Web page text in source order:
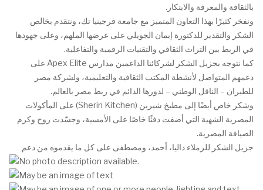
بالثقافة والمعرفة والابتكار.
ونفخر كثيرًا بهذا التعاون المتميز مع جامعة فرجينيا تك، ونتقدم بخالص
الشكر والتقدير للدكتورة إيمان الجويلي على عرضها الملهم، وعلى جهودها
في الربط بين التراث الثقافي والتقنيات الرقمية والتفاعلية.
كما نتوجه بجزيل الشكر لشركائنا الداعمين مدارس Apex Elite على
دعمهم المتواصل لأنشطة المكتب الثقافية والتعليمية، ولشركة مصر
للطيران – الناقل الوطني – لدورها الدائم في ربط مصر بالعالم.
وشكر خاص أيضًا إلى مطبخ شيرين (Sherin Kitchen) على المأكولات
المصرية الشهية التي أضفت دفئًا خاصًا على الأمسية، وجسّدت روح وكرم
الضيافة المصرية.
جزيل الشكر للزملاء داليا، أحمد، ومصطفى على كل ما يقدموه من دعم